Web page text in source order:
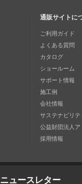
ニュースレター
通販サイトに
ご利用ガイド
よくある質問
カタログ
ショールーム
サポート情報
施工例
会社情報
サステナビリテ
公益財団法人
採用情報